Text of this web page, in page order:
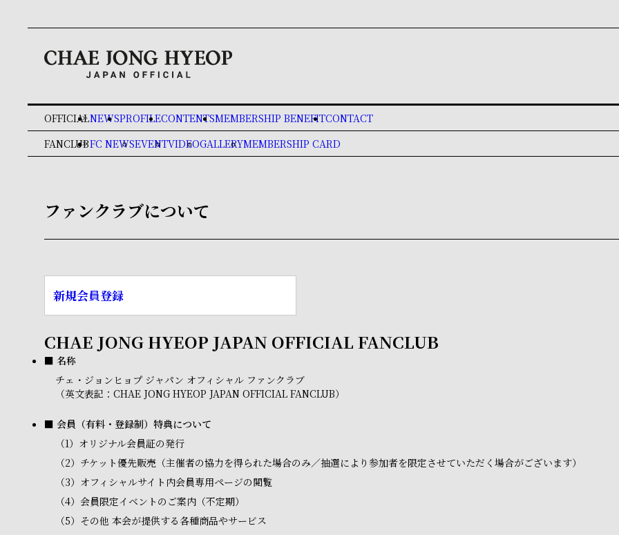
OFFICIAL
keyboard_double_arrow_rightNEWSPROFILECONTENTSMEMBERSHIP BENEFITCONTACT
FANCLUB
keyboard_double_arrow_rightFC NEWSEVENTVIDEOGALLERYMEMBERSHIP CARD
ファンクラブについて
新規会員登録
CHAE JONG HYEOP JAPAN OFFICIAL FANCLUB
■ 名称
チェ・ジョンヒョプ ジャパン オフィシャル ファンクラブ
（英文表記：CHAE JONG HYEOP JAPAN OFFICIAL FANCLUB）
■ 会員（有料・登録制）特典について
（1） オリジナル会員証の発行
（2） チケット優先販売（主催者の協力を得られた場合のみ／抽選により参加者を限定させていただく場合がございます）
（3） オフィシャルサイト内会員専用ページの閲覧
（4） 会員限定イベントのご案内（不定期）
（5） その他 本会が提供する各種商品やサービス